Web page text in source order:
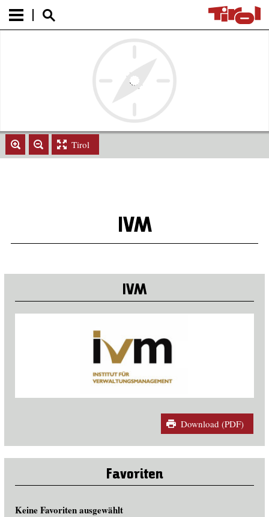
Tirol
IVM
IVM
Download (PDF)
Favoriten
Keine Favoriten ausgewählt